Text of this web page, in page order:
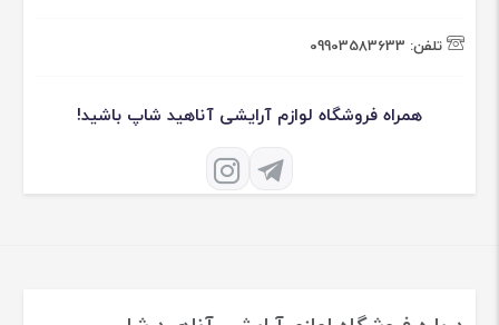
تلفن: 09903583633
همراه فروشگاه لوازم آرایشی آناهید شاپ باشید!